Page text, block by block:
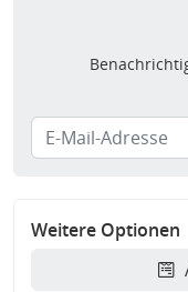
Weitere Optionen